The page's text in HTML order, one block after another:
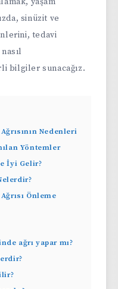
sinüzit ve
tedavi
bilgiler sunacağız.
Nedenleri
Yöntemler
İyi Gelir?
Önleme
ağrı yapar mı?